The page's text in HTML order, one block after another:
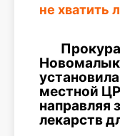
не хватить
местной
направляя
лекарств